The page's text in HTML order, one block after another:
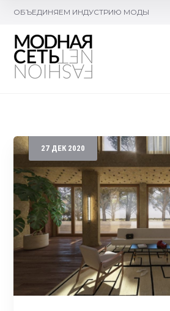
ОБЪЕДИНЯЕМ ИНДУСТРИЮ МОДЫ
27 ДЕК 2020